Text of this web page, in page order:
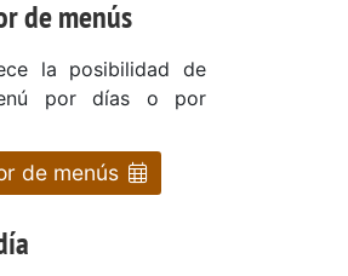
de menús
la posibilidad de
por días o por
de menús